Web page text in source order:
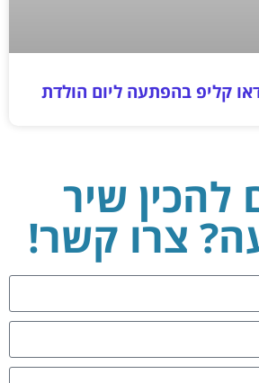
קליפ בהפתעה ליום הולדת
להכין שיר
צרו קשר!